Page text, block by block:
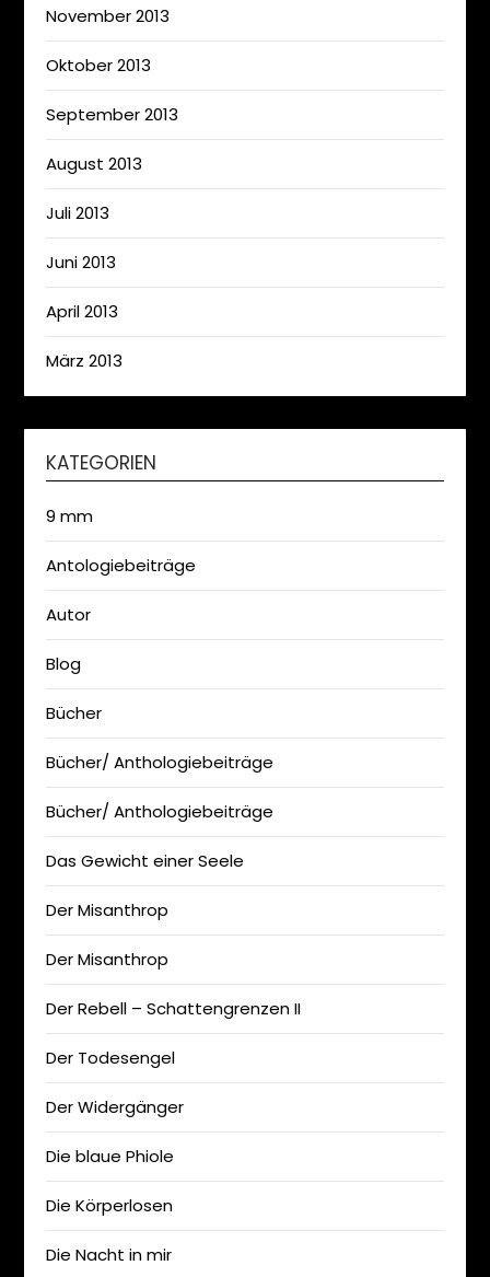
November 2013
Oktober 2013
September 2013
August 2013
Juli 2013
Juni 2013
April 2013
März 2013
KATEGORIEN
9 mm
Antologiebeiträge
Autor
Blog
Bücher
Bücher/ Anthologiebeiträge
Bücher/ Anthologiebeiträge
Das Gewicht einer Seele
Der Misanthrop
Der Misanthrop
Der Rebell – Schattengrenzen II
Der Todesengel
Der Widergänger
Die blaue Phiole
Die Körperlosen
Die Nacht in mir